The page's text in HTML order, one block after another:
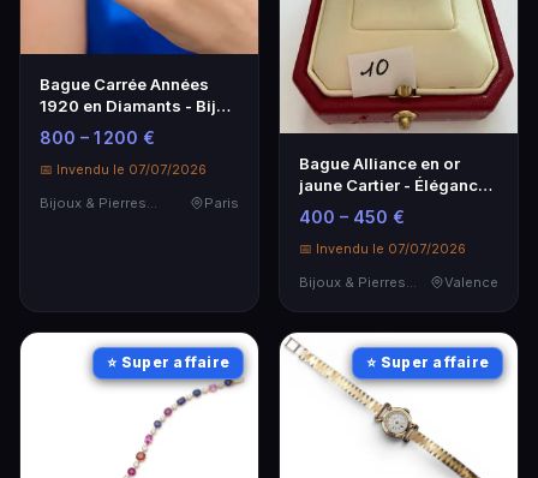
Bague Carrée Années
1920 en Diamants - Bijou
Vintage
800 – 1 200 €
📅 Invendu le 07/07/2026
Paris
Bague Alliance en or
jaune Cartier - Élégance
intemporelle
400 – 450 €
📅 Invendu le 07/07/2026
Valence
⭐ Super affaire ⭐ Super affaire